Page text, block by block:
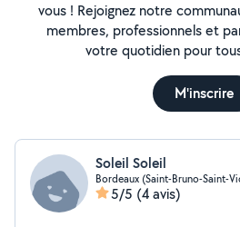
vous ! Rejoignez notre
membres, professionnels et
votre quotidien pour
M'inscrire
Soleil Soleil
Bordeaux (Saint-Bruno-Saint-
5/5 (4 avis)